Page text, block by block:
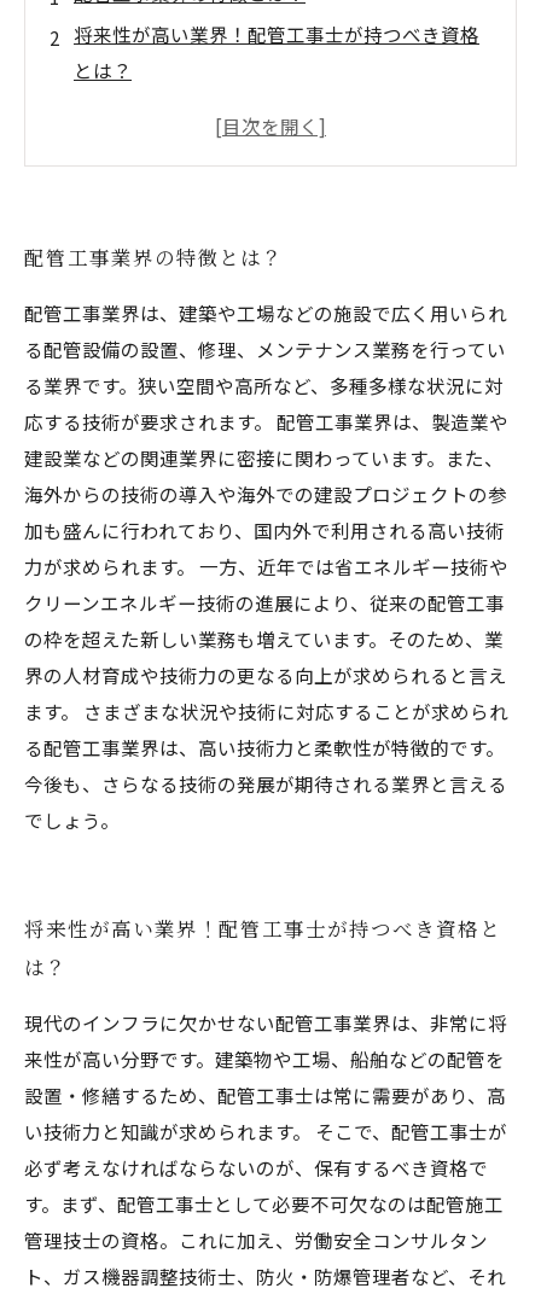
将来性が高い業界！配管工事士が持つべき資格
とは？
誰でも始められる？配管工事士になるための必
要なスキルとは？
業界でがんばるためのポイントは？配管工事業
界で成功するために必要なこととは？
配管工事業界の特徴とは？
配管工事業界は、建築や工場などの施設で広く用いられ
る配管設備の設置、修理、メンテナンス業務を行ってい
る業界です。狭い空間や高所など、多種多様な状況に対
応する技術が要求されます。 配管工事業界は、製造業や
建設業などの関連業界に密接に関わっています。また、
海外からの技術の導入や海外での建設プロジェクトの参
加も盛んに行われており、国内外で利用される高い技術
力が求められます。 一方、近年では省エネルギー技術や
クリーンエネルギー技術の進展により、従来の配管工事
の枠を超えた新しい業務も増えています。そのため、業
界の人材育成や技術力の更なる向上が求められると言え
ます。 さまざまな状況や技術に対応することが求められ
る配管工事業界は、高い技術力と柔軟性が特徴的です。
今後も、さらなる技術の発展が期待される業界と言える
でしょう。
将来性が高い業界！配管工事士が持つべき資格と
は？
現代のインフラに欠かせない配管工事業界は、非常に将
来性が高い分野です。建築物や工場、船舶などの配管を
設置・修繕するため、配管工事士は常に需要があり、高
い技術力と知識が求められます。 そこで、配管工事士が
必ず考えなければならないのが、保有するべき資格で
す。まず、配管工事士として必要不可欠なのは配管施工
管理技士の資格。これに加え、労働安全コンサルタン
ト、ガス機器調整技術士、防火・防爆管理者など、それ